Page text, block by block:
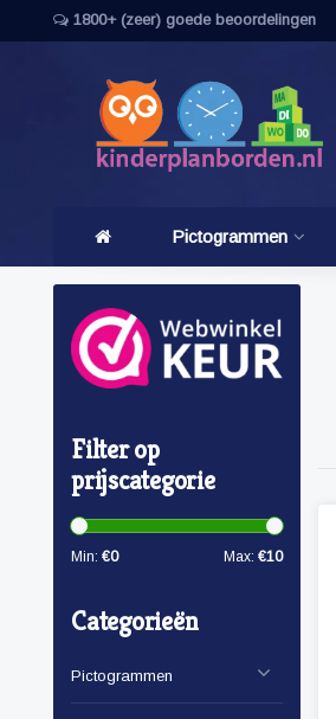
1800+ (zeer) goede beoordelingen
Pictogrammen
Filter op
prijscategorie
Min: €0 Max: €10
Categorieën
Pictogrammen